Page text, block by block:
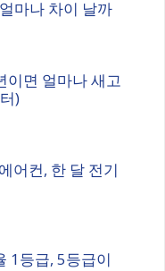
마나 차이 날까
이면 얼마나 새고
)
어컨, 한 달 전기
1등급, 5등급이